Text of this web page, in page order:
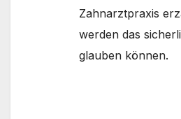
Zahnarztpraxis
werden das
glauben können.